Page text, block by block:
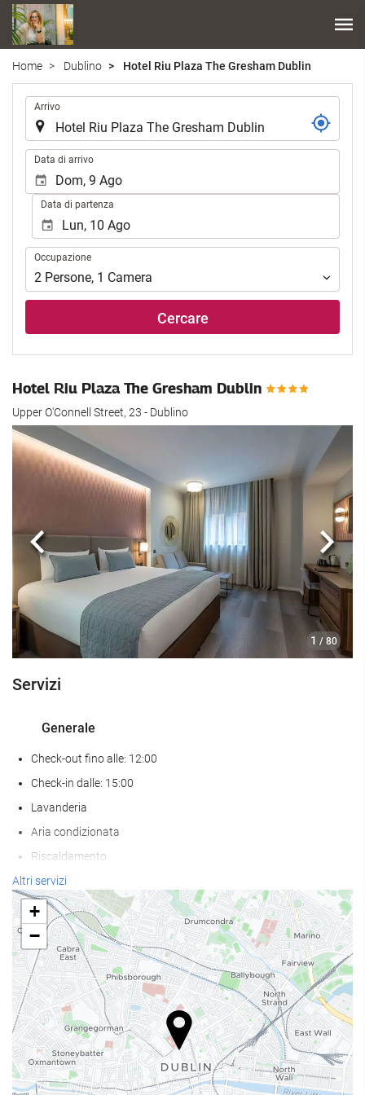
Home Dublino Hotel Riu Plaza The Gresham Dublin
Arrivo
Data di arrivo
Data di partenza
Occupazione
Occupazione
2 Persone, 1 Camera
Cercare
Hotel Riu Plaza The Gresham Dublin
Upper O'Connell Street, 23 - Dublino
1 / 80
Anteriore
Servizi
Generale
Check-out fino alle: 12:00
Check-in dalle: 15:00
Lavanderia
Aria condizionata
Riscaldamento
Ascensore
Abitazioni per non fumatori
struttura interamente non fumatori
Non sono ammessi animali
Servizio di accoglienza
reception 24 ore su 24
deposito bagagli
Cassaforte
Altri servizi
+
−